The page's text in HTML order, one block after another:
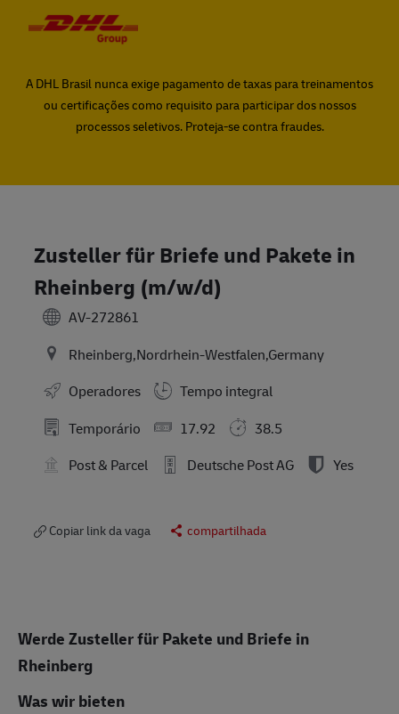
A DHL Brasil nunca exige pagamento de taxas para treinamentos
ou certificações como requisito para participar dos nossos
processos seletivos. Proteja-se contra fraudes.
Zusteller für Briefe und Pakete in
Rheinberg (m/w/d)
AV-272861
Rheinberg,Nordrhein-Westfalen,Germany
Operadores
Tempo integral
Temporário
17.92
38.5
Post & Parcel
Deutsche Post AG Yes
Copiar link da vaga compartilhada
WerdeZustellerfür Pakete und Briefe in
Rheinberg
Was wir bieten